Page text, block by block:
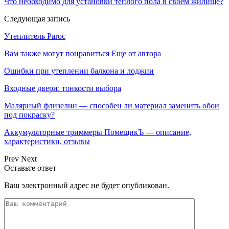
Следующая запись
Утеплитель Paroc
Вам также могут понравиться Еще от автора
Ошибки при утеплении балкона и лоджии
Входные двери: тонкости выбора
Малярный флизелин — способен ли материал заменить обои
под покраску?
Аккумуляторные триммеры ПомещикЪ — описание,
характеристики, отзывы
Prev Next
Оставьте ответ
Ваш электронный адрес не будет опубликован.